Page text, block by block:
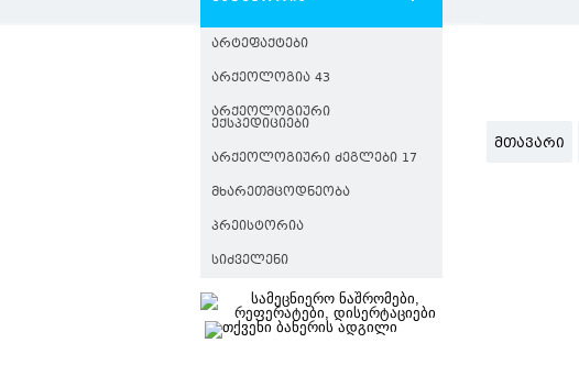
ᲐᲠᲢᲔᲤᲐᲥᲢᲔᲑᲘ
ᲐᲠᲥᲔᲝᲚᲝᲒᲘᲐ 43
ᲐᲠᲥᲔᲝᲚᲝᲒᲘᲣᲠᲘ
ᲔᲥᲡᲞᲔᲓᲘᲪᲘᲔᲑᲘ
ᲐᲠᲥᲔᲝᲚᲝᲒᲘᲣᲠᲘ ᲫᲔᲒᲚᲔᲑᲘ 17
ᲛᲮᲐᲠᲔᲗᲛᲪᲝᲓᲜᲔᲝᲑᲐ
ᲞᲠᲔᲘᲡᲢᲝᲠᲘᲐ
ᲡᲘᲫᲕᲔᲚᲔᲜᲘ
ᲛᲗᲐᲕᲐᲠᲘ